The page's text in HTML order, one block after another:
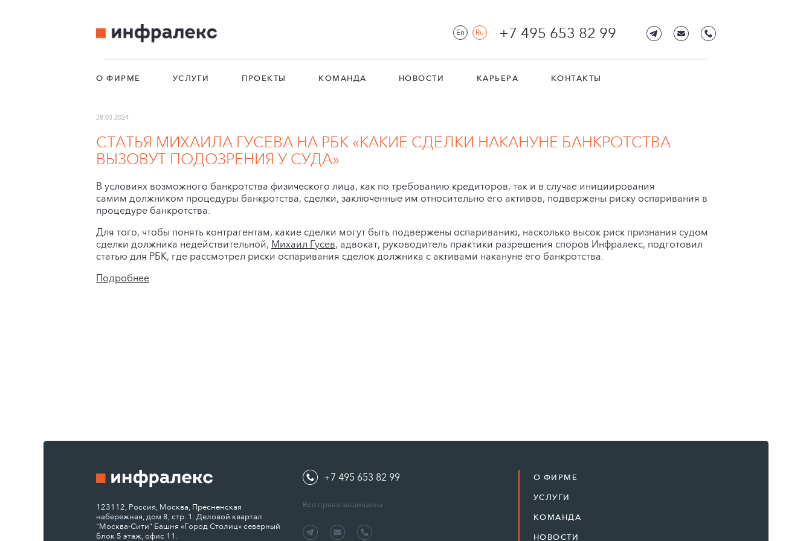
En Ru +7 495 653 82 99
О ФИРМЕ УСЛУГИ ПРОЕКТЫ КОМАНДА НОВОСТИ КАРЬЕРА КОНТАКТЫ
28.03.2024
СТАТЬЯ МИХАИЛА ГУСЕВА НА РБК «КАКИЕ СДЕЛКИ НАКАНУНЕ БАНКРОТСТВА
ВЫЗОВУТ ПОДОЗРЕНИЯ У СУДА»
В условиях возможного банкротства физического лица, как по требованию кредиторов, так и в случае инициирования
самим должником процедуры банкротства, сделки, заключенные им относительно его активов, подвержены риску оспаривания в
процедуре банкротства.
Для того, чтобы понять контрагентам, какие сделки могут быть подвержены оспариванию, насколько высок риск признания судом
сделки должника недействительной, Михаил Гусев, адвокат, руководитель практики разрешения споров Инфралекс, подготовил
статью для РБК, где рассмотрел риски оспаривания сделок должника с активами накануне его банкротства.
Подробнее
123112, Россия, Москва, Пресненская
набережная, дом 8, стр. 1. Деловой квартал
"Москва-Сити" Башня «Город Столиц» северный
блок 5 этаж, офис 11.
+7 495 653 82 99
Все права защищены.
О ФИРМЕ
УСЛУГИ
КОМАНДА
НОВОСТИ